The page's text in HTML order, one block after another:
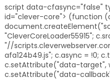
script data-cfasync="false"
id="clever-core"> (function
"CleverCoreLoader55915";
"//
afa124b49.js"; c.async = !0;
c.setAttribute("data-target",
c.setAttribute("data-